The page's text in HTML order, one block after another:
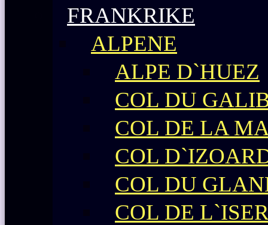
FRANKRIKE
ALPENE
ALPE D`HUEZ
COL DU
COL DE LA
COL
COL DU
COL DE